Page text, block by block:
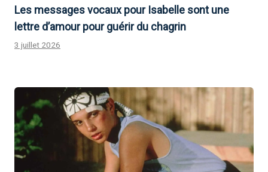
Les messages vocaux pour Isabelle sont une
lettre d’amour pour guérir du chagrin
3 juillet 2026